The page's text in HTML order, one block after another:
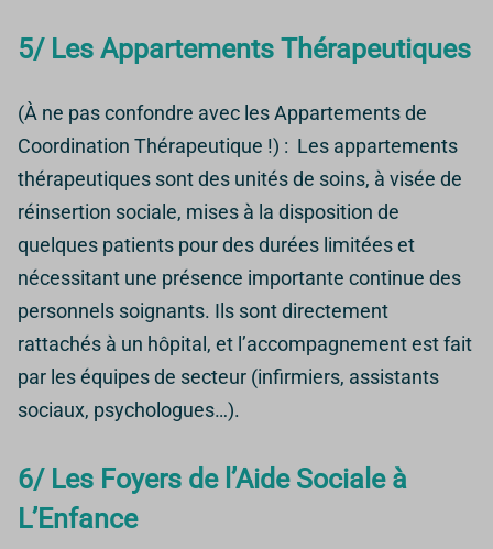
5/ Les Appartements Thérapeutiques
(À ne pas confondre avec les Appartements de
Coordination Thérapeutique !) : Les appartements
thérapeutiques sont des unités de soins, à visée de
réinsertion sociale, mises à la disposition de
quelques patients pour des durées limitées et
nécessitant une présence importante continue des
personnels soignants. Ils sont directement
rattachés à un hôpital, et l’accompagnement est fait
par les équipes de secteur (infirmiers, assistants
sociaux, psychologues…).
6/ Les Foyers de l’Aide Sociale à
L’Enfance